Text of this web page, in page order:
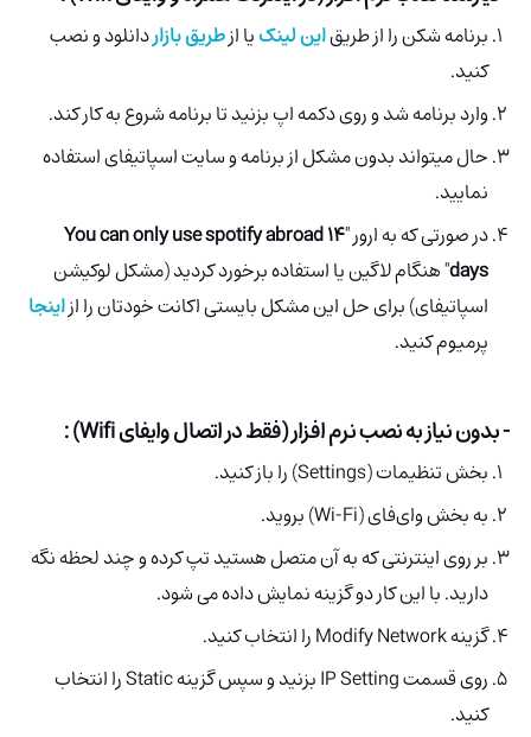
برنامه شکن را از طریقاین لینکیا ازطریق بازاردانلود و نصب
کنید.
وارد برنامه شد و روی دکمه اپ بزنید تا برنامه شروع به کار کند.
حال میتواند بدون مشکل از برنامه و سایت اسپاتیفای استفاده
نمایید.
در صورتی که به ارور "You can only use spotify abroad 14
days" هنگام لاگین یا استفاده برخورد کردید (مشکل لوکیشن
اسپاتیفای) برای حل این مشکل بایستی اکانت خودتان را ازاینجا
پرمیوم کنید.
- بدون نیاز به نصب نرم افزار (فقط در اتصال وایفای Wifi) :
بخش تنظیمات (Settings) را باز کنید.
به بخش وای‌فای (Wi-Fi) بروید.
بر روی اینترنتی که به آن متصل هستید تپ کرده و چند لحظه نگه
دارید. با این کار دو گزینه نمایش داده می شود.
گزینه Modify Network را انتخاب کنید.
روی قسمت IP Setting بزنید و سپس گزینه Static را انتخاب
کنید.